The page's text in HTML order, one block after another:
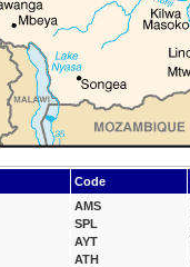
Code
AMS
SPL
AYT
ATH